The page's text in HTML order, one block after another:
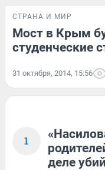
СТРАНА И МИР
Мост в Крым
студенческие
31 октября, 2014, 15:56
1
деле